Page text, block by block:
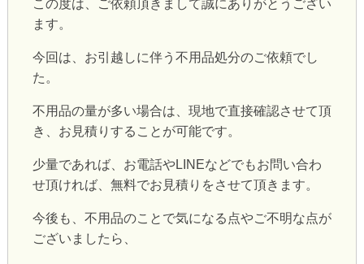
この度は、ご依頼頂きまして誠にありがとうござい
ます。
今回は、お引越しに伴う不用品処分のご依頼でし
た。
不用品の量が多い場合は、現地で直接確認させて頂
き、お見積りすることが可能です。
少量であれば、お電話やLINEなどでもお問い合わ
せ頂ければ、無料でお見積りをさせて頂きます。
今後も、不用品のことで気になる点やご不明な点が
ございましたら、